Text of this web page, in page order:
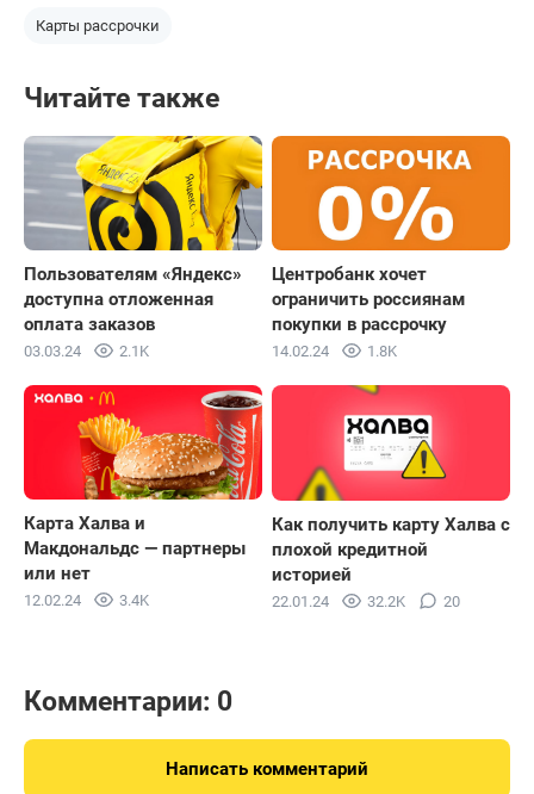
Карты рассрочки
Читайте также
Пользователям «Яндекс»
доступна отложенная
оплата заказов
03.03.24 2.1K
Центробанк хочет
ограничить россиянам
покупки в рассрочку
14.02.24 1.8K
Карта Халва и
Макдональдс — партнеры
или нет
12.02.24 3.4K
Как получить карту Халва с
плохой кредитной
историей
22.01.24 32.2K 20
Комментарии: 0
Написать комментарий